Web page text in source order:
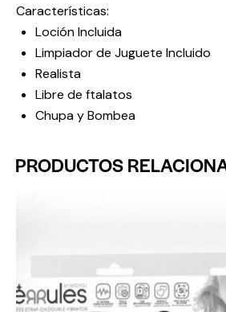
Características:
Loción Incluida
Limpiador de Juguete Incluido
Realista
Libre de ftalatos
Chupa y Bombea
PRODUCTOS